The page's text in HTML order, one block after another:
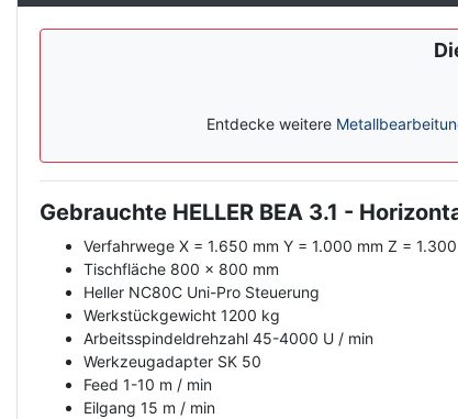
Entdecke weitere
Description
Gebrauchte HELLER BEA 3.1 -
Verfahrwege X = 1.650 mm Y = 1.000 mm Z =
Tischfläche 800 x 800 mm
Heller NC80C Uni-Pro Steuerung
Werkstückgewicht 1200 kg
Arbeitsspindeldrehzahl 45-4000 U / min
Werkzeugadapter SK 50
Feed 1-10 m / min
Eilgang 15 m / min